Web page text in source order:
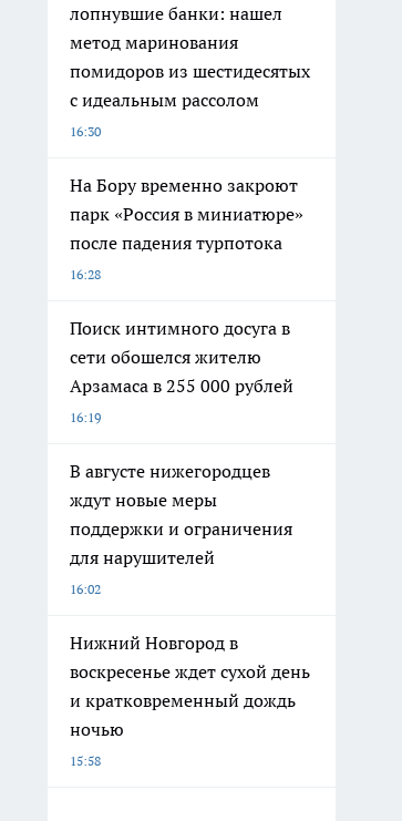
лопнувшие банки: нашел
метод маринования
помидоров из шестидесятых
с идеальным рассолом
16:30
На Бору временно закроют
парк «Россия в миниатюре»
после падения турпотока
16:28
Поиск интимного досуга в
сети обошелся жителю
Арзамаса в 255 000 рублей
16:19
В августе нижегородцев
ждут новые меры
поддержки и ограничения
для нарушителей
16:02
Нижний Новгород в
воскресенье ждет сухой день
и кратковременный дождь
ночью
15:58